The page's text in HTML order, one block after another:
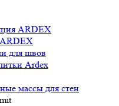
ARDEX
для швов
Ardex
массы для стен